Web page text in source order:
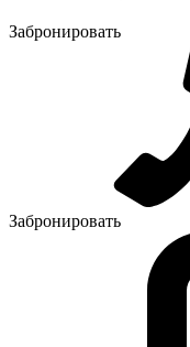
Забронировать
Забронировать